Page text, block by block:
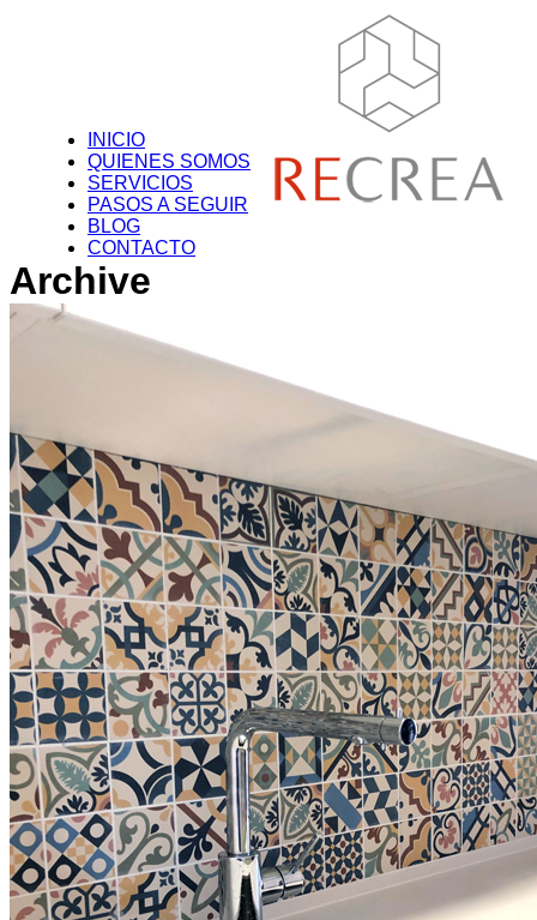
INICIO
QUIENES SOMOS
SERVICIOS
PASOS A SEGUIR
BLOG
CONTACTO
Archive
Más información.